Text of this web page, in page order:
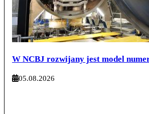
W NCBJ rozwijany jest model
05.08.2026